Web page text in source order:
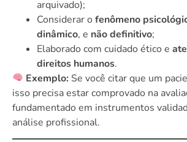
arquivado);
Considerar ofenômeno
dinâmico, e não definitivo;
Elaborado com cuidado ético e
direitos humanos.
Exemplo: Se você citar que um
isso precisa estar comprovado na
fundamentado em instrumentos
análise profissional.